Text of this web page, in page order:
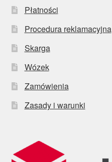
Płatności
Procedura reklamacyjna
Skarga
Wózek
Zamówienia
Zasady i warunki